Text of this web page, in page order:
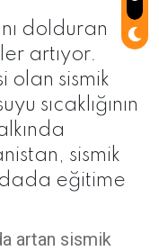
dolduran
artıyor.
olan sismik
sıcaklığının
sismik
eğitime
artan sismik